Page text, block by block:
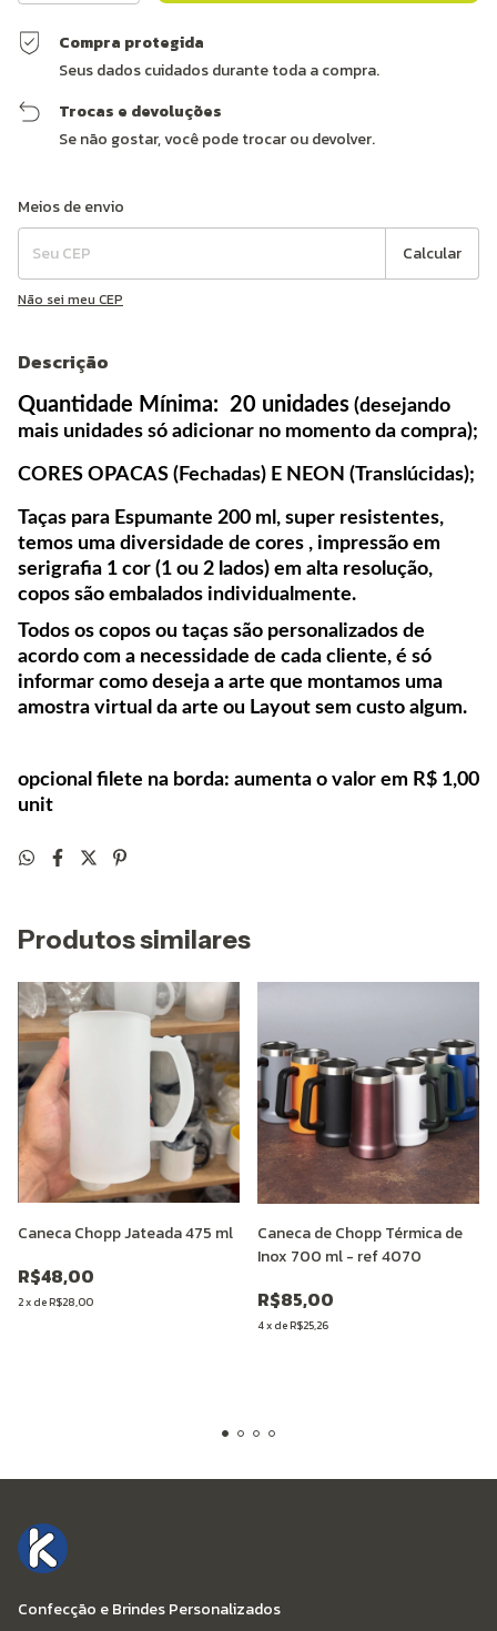
Compra protegida
Seus dados cuidados durante toda a compra.
Trocas e devoluções
Se não gostar, você pode trocar ou devolver.
Entregas para o CEP:
Meios de envio
Calcular
Não sei meu CEP
Descrição
Quantidade Mínima: 20 unidades (desejando
mais unidades só adicionar no momento da compra);
CORES OPACAS (Fechadas) E NEON (Translúcidas);
Taças para Espumante 200 ml, super resistentes,
temos uma diversidade de cores , impressão em
serigrafia 1 cor (1 ou 2 lados) em alta resolução,
copos são embalados individualmente.
Todos os copos ou taças são personalizados de
acordo com a necessidade de cada cliente, é só
informar como deseja a arte que montamos uma
amostra virtual da arte ou Layout sem custo algum.
opcional filete na borda: aumenta o valor em R$ 1,00
unit
Produtos similares
Caneca Chopp Jateada 475 ml
R$48,00
2x deR$28,00
Caneca de Chopp Térmica de
Inox 700 ml - ref 4070
R$85,00
4x deR$25,26
Confecção e Brindes Personalizados